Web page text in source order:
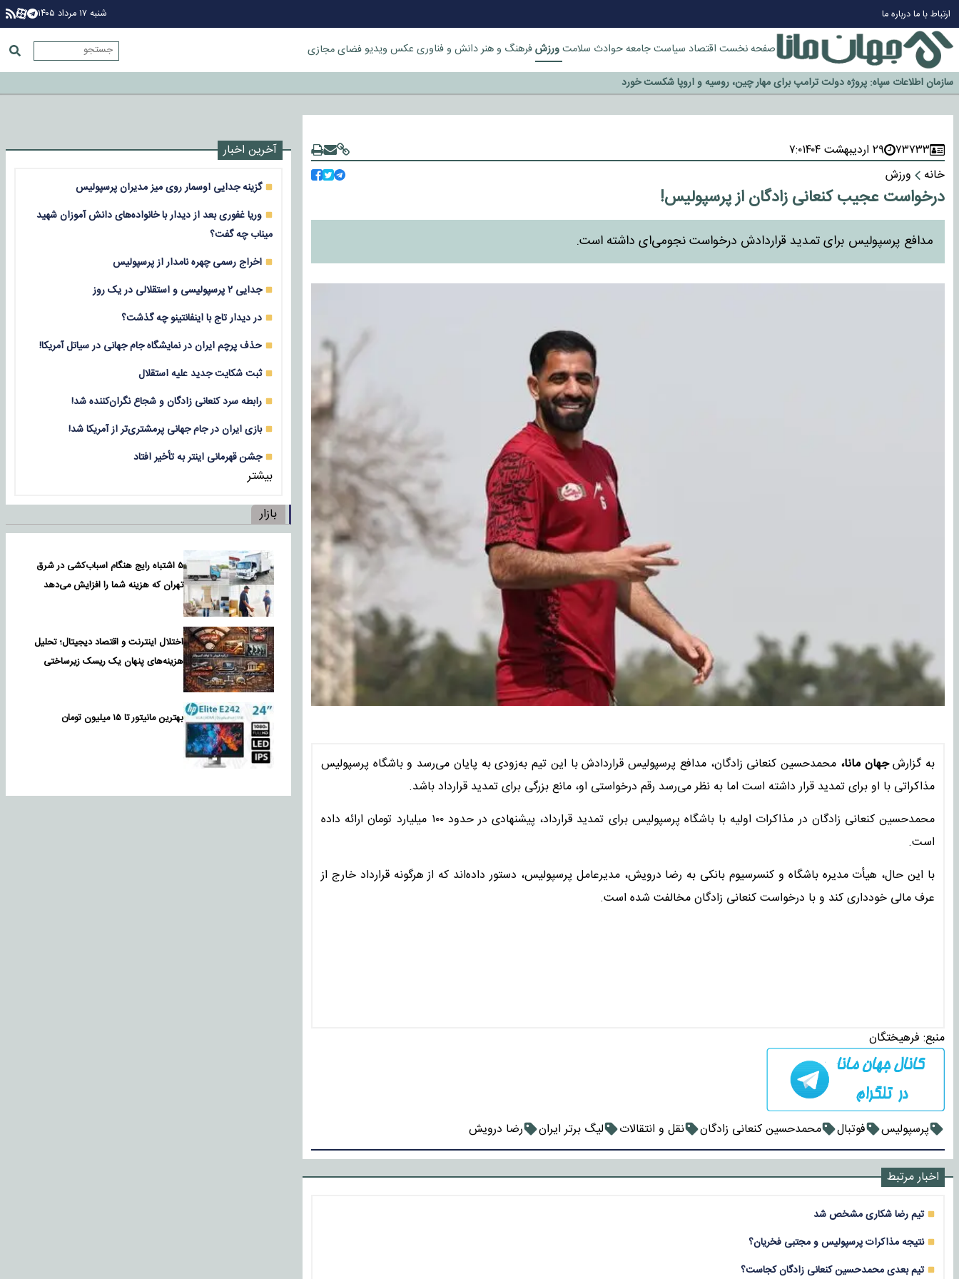
ارتباط با مادرباره ما شنبه ۱۷ مرداد ۱۴۰۵
صفحه نخست اقتصاد سیاستجامعهحوادث سلامتورزشفرهنگ و هنردانش و فناوری عکس ویدیوفضای مجازی
چرا طلا دوباره افزایشی شد؟
گزینه جدایی اوسمار روی میز مدیران پرسپولیس
آیا رئیس جمهور آمریکا قانون را دور می‌زند؟
سازمان اطلاعات سپاه: پروژه دولت ترامپ برای مهار چین، روسیه و اروپا شکست خورد
۷۳۷۳۳ ۲۹ اردیبهشت ۱۴۰۴
۷:۰
خانه
ورزش
درخواست عجیب کنعانی زادگان از پرسپولیس!
مدافع پرسپولیس برای تمدید قراردادش درخواست نجومی‌ای داشته است.
به گزارشجهان مانا، محمدحسین کنعانی زادگان، مدافع پرسپولیس قراردادش با این تیم به‌زودی به پایان می‌رسد و باشگاه پرسپولیس
مذاکراتی با او برای تمدید قرار داشته است اما به نظر می‌رسد رقم درخواستی او، مانع بزرگی برای تمدید قرارداد باشد.
محمدحسین کنعانی‌ زادگان در مذاکرات اولیه با باشگاه پرسپولیس برای تمدید قرارداد، پیشنهادی در حدود ۱۰۰ میلیارد تومان ارائه داده
است.
با این حال، هیأت مدیره باشگاه و کنسرسیوم بانکی به رضا درویش، مدیرعامل پرسپولیس، دستور داده‌اند که از هرگونه قرارداد خارج از
عرف مالی خودداری کند و با درخواست کنعانی‌ زادگان مخالفت شده است.
منبع: فرهیختگان
پرسپولیس فوتبال محمدحسین کنعانی زادگان نقل و انتقالات لیگ برتر ایران رضا درویش
اخبار مرتبط
تیم رضا شکاری مشخص شد
نتیجه مذاکرات پرسپولیس و مجتبی فخریان؟
تیم بعدی محمدحسین کنعانی زادگان کجاست؟
آخرین اخبار
گزینه جدایی اوسمار روی میز مدیران پرسپولیس
وریا غفوری بعد از دیدار با خانواده‌های دانش آموزان شهید
میناب چه گفت؟
اخراج رسمی چهره نامدار از پرسپولیس
جدایی ۲ پرسپولیسی و استقلالی در یک روز
در دیدار تاج با اینفانتینو چه گذشت؟
حذف پرچم ایران در نمایشگاه جام جهانی در سیاتل آمریکا!
ثبت شکایت جدید علیه استقلال
رابطه سرد کنعانی زادگان و شجاع نگران‌کننده شد!
بازی‌ ایران در جام جهانی پرمشتری‌تر از آمریکا شد!
جشن قهرمانی اینتر به تأخیر افتاد
بیشتر
بازار
۵ اشتباه رایج هنگام اسباب‌کشی در شرق
تهران که هزینه شما را افزایش می‌دهد
اختلال اینترنت و اقتصاد دیجیتال؛ تحلیل
هزینه‌های پنهان یک ریسک زیرساختی
بهترین مانیتور تا ۱۵ میلیون تومان